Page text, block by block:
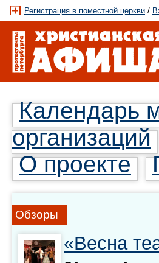
Регистрация в поместной церкви /
Календарь
организаций
О проекте
Обзоры
«Весна